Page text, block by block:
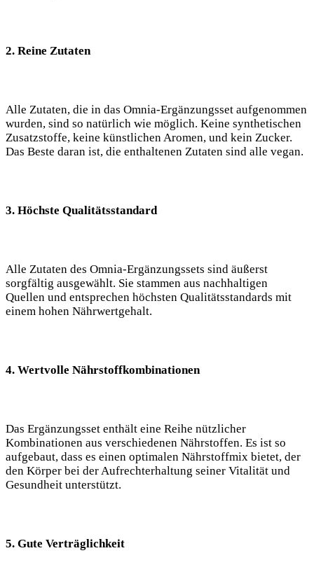
2. Reine Zutaten
Alle Zutaten, die in das Omnia-Ergänzungsset aufgenommen
wurden, sind so natürlich wie möglich. Keine synthetischen
Zusatzstoffe, keine künstlichen Aromen, und kein Zucker.
Das Beste daran ist, die enthaltenen Zutaten sind alle vegan.
3. Höchste Qualitätsstandard
Alle Zutaten des Omnia-Ergänzungssets sind äußerst
sorgfältig ausgewählt. Sie stammen aus nachhaltigen
Quellen und entsprechen höchsten Qualitätsstandards mit
einem hohen Nährwertgehalt.
4. Wertvolle Nährstoffkombinationen
Das Ergänzungsset enthält eine Reihe nützlicher
Kombinationen aus verschiedenen Nährstoffen. Es ist so
aufgebaut, dass es einen optimalen Nährstoffmix bietet, der
den Körper bei der Aufrechterhaltung seiner Vitalität und
Gesundheit unterstützt.
5. Gute Verträglichkeit